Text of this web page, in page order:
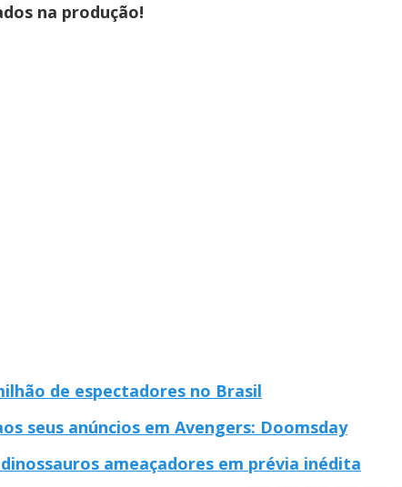
na produção!
de espectadores no Brasil
seus anúncios em Avengers: Doomsday
ameaçadores em prévia inédita